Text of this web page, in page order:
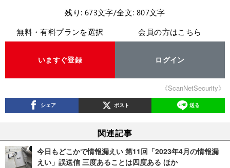
残り: 673文字/全文: 807文字
無料・有料プランを選択
いますぐ登録
会員の方はこちら
ログイン
《ScanNetSecurity》
シェア ポスト 送る
関連記事
今日もどこかで情報漏えい 第11回「2023年4月の情報漏
えい」誤送信 三度あることは四度ある ほか